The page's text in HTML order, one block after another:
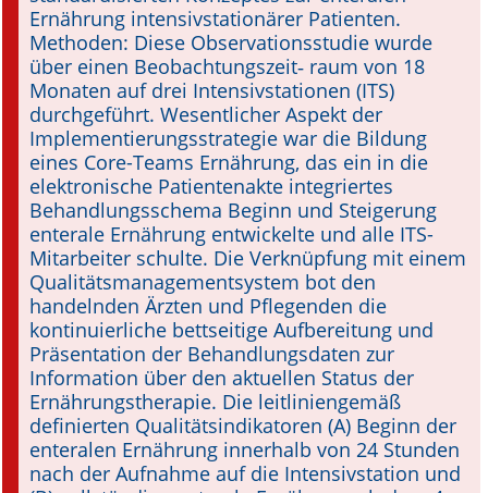
Stellenmarkt
Kongresskalender
Ernährung intensivstationärer Patienten.
Methoden: Diese Observationsstudie wurde
über einen Beobachtungszeit­‑ raum von 18
Monaten auf drei Intensivstationen (ITS)
durchgeführt. Wesentlicher Aspekt der
Implementierungsstrategie war die Bildung
eines Core-Teams Ernährung, das ein in die
elektronische Patientenakte integriertes
Behandlungsschema Beginn und Steigerung
enterale Ernährung entwickelte und alle ITS-
Mitarbeiter schulte. Die Verknüpfung mit einem
Qualitätsmanagementsystem bot den
handelnden Ärzten und Pflegenden die
kontinuierliche bettseitige Aufbereitung und
Präsentation der Be­handlungsdaten zur
Information über den aktuellen Status der
Ernährungstherapie. Die leitliniengemäß
definierten Qualitätsindikatoren (A) Beginn der
enteralen Ernährung innerhalb von 24 Stunden
nach der Aufnahme auf die Intensivstation und